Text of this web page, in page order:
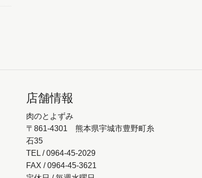
店舗情報
肉のとよずみ
〒861-4301 熊本県宇城市豊野町糸
石35
TEL / 0964-45-2029
FAX / 0964-45-3621